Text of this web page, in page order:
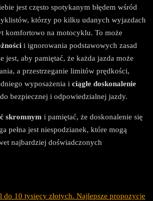
jest często spotykanym błędem wśród
którzy po kilku udanych wyjazdach
komfortowo na motocyklu. To może
i ignorowania podstawowych zasad
jest, aby pamiętać, że każda jazda może
a przestrzeganie limitów prędkości,
wyposażenia i ciągłe doskonalenie
bezpiecznej i odpowiedzialnej jazdy.
skromnym i pamiętać, że doskonalenie się
pełna jest niespodzianek, które mogą
najbardziej doświadczonych
do 10 tysięcy złotych. Najlepsze propozycje